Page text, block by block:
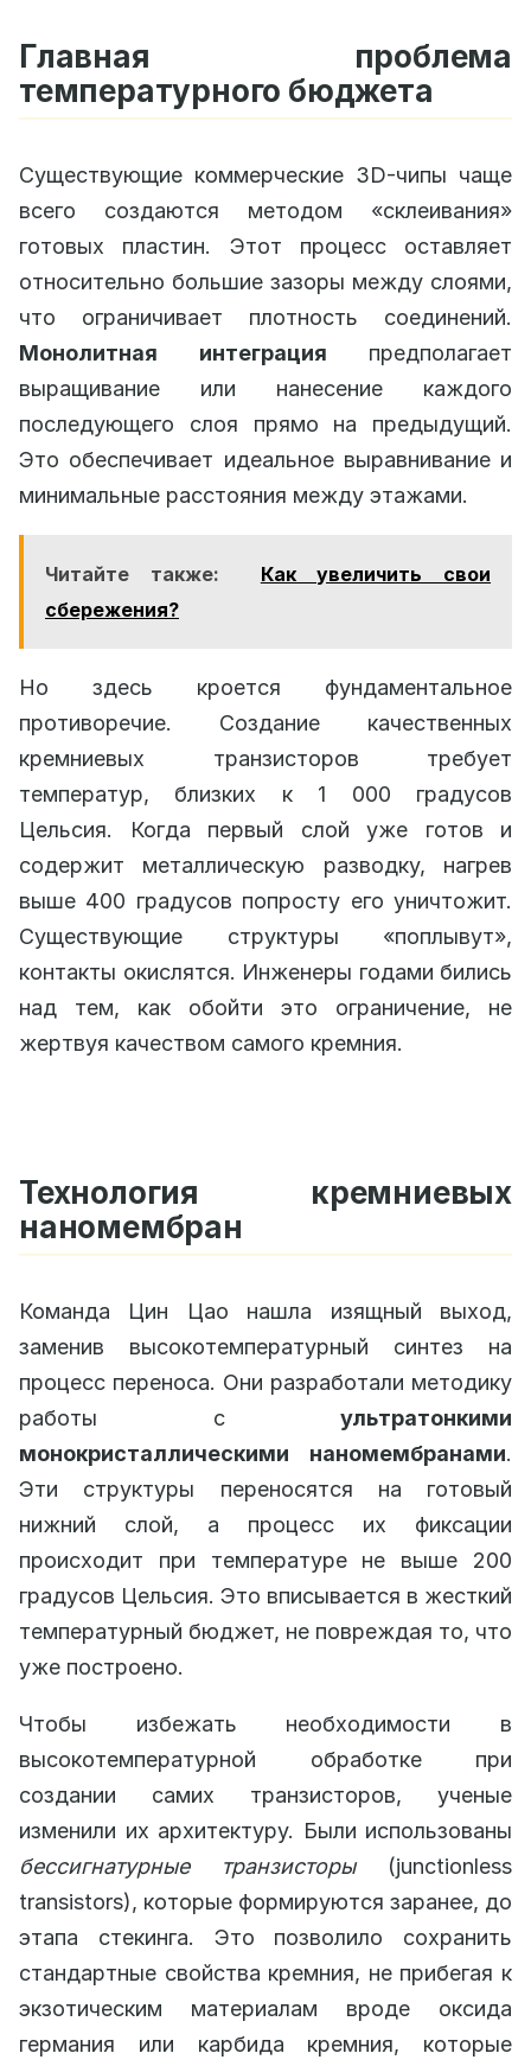
Главная проблема
температурного бюджета
Существующие коммерческие 3D-чипы чаще
всего создаются методом «склеивания»
готовых пластин. Этот процесс оставляет
относительно большие зазоры между слоями,
что ограничивает плотность соединений.
Монолитная интеграция предполагает
выращивание или нанесение каждого
последующего слоя прямо на предыдущий.
Это обеспечивает идеальное выравнивание и
минимальные расстояния между этажами.
Читайте также:
Как увеличить свои
сбережения?
Но здесь кроется фундаментальное
противоречие. Создание качественных
кремниевых транзисторов требует
температур, близких к 1 000 градусов
Цельсия. Когда первый слой уже готов и
содержит металлическую разводку, нагрев
выше 400 градусов попросту его уничтожит.
Существующие структуры «поплывут»,
контакты окислятся. Инженеры годами бились
над тем, как обойти это ограничение, не
жертвуя качеством самого кремния.
Технология кремниевых
наномембран
Команда Цин Цао нашла изящный выход,
заменив высокотемпературный синтез на
процесс переноса. Они разработали методику
работы с ультратонкими
монокристаллическими наномембранами.
Эти структуры переносятся на готовый
нижний слой, а процесс их фиксации
происходит при температуре не выше 200
градусов Цельсия. Это вписывается в жесткий
температурный бюджет, не повреждая то, что
уже построено.
Чтобы избежать необходимости в
высокотемпературной обработке при
создании самих транзисторов, ученые
изменили их архитектуру. Были использованы
бессигнатурные транзисторы(junctionless
transistors), которые формируются заранее, до
этапа стекинга. Это позволило сохранить
стандартные свойства кремния, не прибегая к
экзотическим материалам вроде оксида
германия или карбида кремния, которые